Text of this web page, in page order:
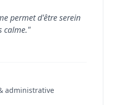
permet d'être serein
calme."
administrative